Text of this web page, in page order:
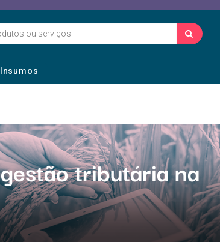
tributária na